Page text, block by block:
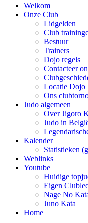
Welkom
Onze Club
Lidgelden
Club
Bestuur
Trainers
Dojo regels
Contacteer
Locatie Dojo
Ons
Judo algemeen
Over Jigoro
Judo in
Kalender
Statistieken
Weblinks
Youtube
Huidige
Eigen
Nage No
Juno Kata
Home